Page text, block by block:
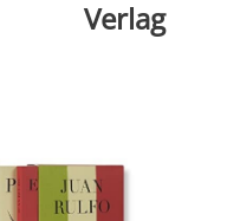
Verlag